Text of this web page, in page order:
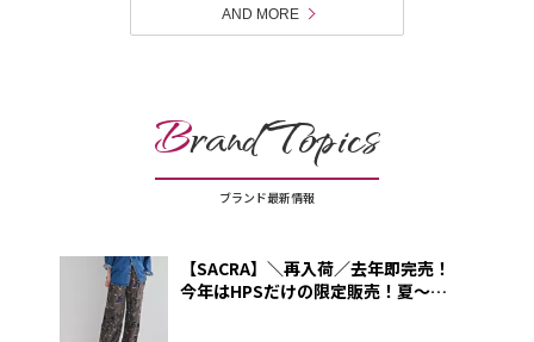
AND MORE
Brand Topics
ブランド最新情報
【SACRA】＼再入荷／去年即完売！
今年はHPSだけの限定販売！夏～秋